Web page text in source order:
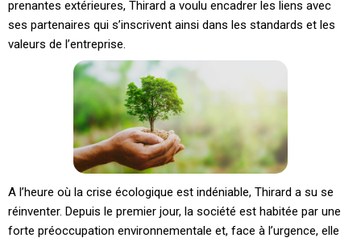
prenantes extérieures, Thirard a voulu encadrer les liens avec
ses partenaires qui s’inscrivent ainsi dans les standards et les
valeurs de l’entreprise.
A l’heure où la crise écologique est indéniable, Thirard a su se
réinventer. Depuis le premier jour, la société est habitée par une
forte préoccupation environnementale et, face à l’urgence, elle